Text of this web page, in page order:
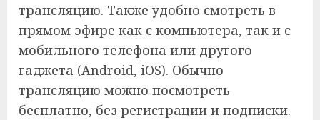
трансляцию. Также удобно смотреть в
прямом эфире как с компьютера, так и с
мобильного телефона или другого
гаджета (Android, iOS). Обычно
трансляцию можно посмотреть
бесплатно, без регистрации и подписки.